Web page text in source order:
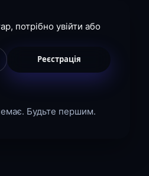
потрібно увійти або
Реєстрація
Будьте першим.